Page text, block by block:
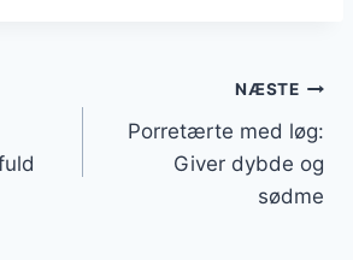
NÆSTE
Porretærte med løg:
Giver dybde og
sødme